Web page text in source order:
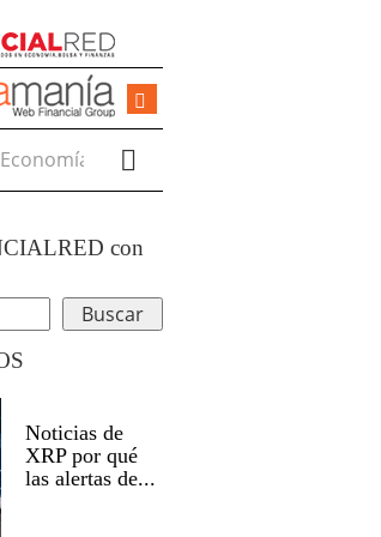
con
Noticias de
XRP por qué
las alertas de...